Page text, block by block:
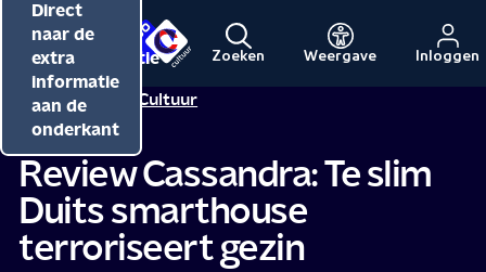
Direct
naar de
inhoud
Direct
naar de
hoofdnavigatie
Direct
naar de
extra
informatie
aan de
onderkant
Menu
Naar
de
beginpagina
NPO
van
NPO
Zoeken Weergave Inloggen
Redactie NPO Cultuur
Review Cassandra: Te slim
Duits smarthouse
terroriseert gezin